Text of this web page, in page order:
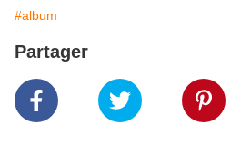
#album
Partager